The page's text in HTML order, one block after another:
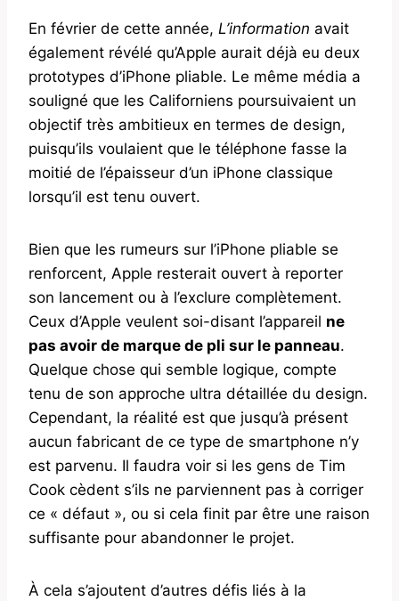
En février de cette année, L’information avait
également révélé qu’Apple aurait déjà eu deux
prototypes d’iPhone pliable. Le même média a
souligné que les Californiens poursuivaient un
objectif très ambitieux en termes de design,
puisqu’ils voulaient que le téléphone fasse la
moitié de l’épaisseur d’un iPhone classique
lorsqu’il est tenu ouvert.
Bien que les rumeurs sur l’iPhone pliable se
renforcent, Apple resterait ouvert à reporter
son lancement ou à l’exclure complètement.
Ceux d’Apple veulent soi-disant l’appareil ne
pas avoir de marque de pli sur le panneau.
Quelque chose qui semble logique, compte
tenu de son approche ultra détaillée du design.
Cependant, la réalité est que jusqu’à présent
aucun fabricant de ce type de smartphone n’y
est parvenu. Il faudra voir si les gens de Tim
Cook cèdent s’ils ne parviennent pas à corriger
ce « défaut », ou si cela finit par être une raison
suffisante pour abandonner le projet.
À cela s’ajoutent d’autres défis liés à la